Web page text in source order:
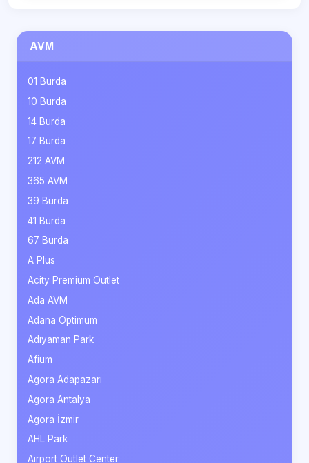
AVM
01 Burda
10 Burda
14 Burda
17 Burda
212 AVM
365 AVM
39 Burda
41 Burda
67 Burda
A Plus
Acity Premium Outlet
Ada AVM
Adana Optimum
Adıyaman Park
Afium
Agora Adapazarı
Agora Antalya
Agora İzmir
AHL Park
Airport Outlet Center